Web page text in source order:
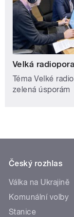
Velká
Téma Velké
zelená úsporám
Český rozhlas
Válka na Ukrajině
Komunální volby
Stanice